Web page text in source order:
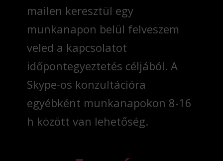
mailen keresztül egy
munkanapon belül felveszem
veled a kapcsolatot
időpontegyeztetés céljából. A
Skype-os konzultációra
egyébként munkanapokon 8-16
h között van lehetőség.